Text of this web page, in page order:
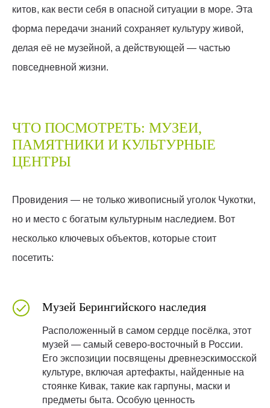
китов, как вести себя в опасной ситуации в море. Эта
форма передачи знаний сохраняет культуру живой,
делая её не музейной, а действующей — частью
повседневной жизни.
ЧТО ПОСМОТРЕТЬ: МУЗЕИ,
ПАМЯТНИКИ И КУЛЬТУРНЫЕ
ЦЕНТРЫ
Провидения — не только живописный уголок Чукотки,
но и место с богатым культурным наследием. Вот
несколько ключевых объектов, которые стоит
посетить:
Музей Берингийского наследия
Расположенный в самом сердце посёлка, этот
музей — самый северо-восточный в России.
Его экспозиции посвящены древнеэскимосской
культуре, включая артефакты, найденные на
стоянке Кивак, такие как гарпуны, маски и
предметы быта. Особую ценность